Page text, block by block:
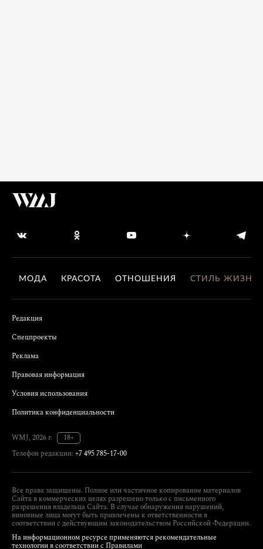
МОДА КРАСОТА ОТНОШЕНИЯ СТИЛЬ ЖИЗНИ
Редакция
Спецпроекты
Реклама
Правовая информация
Условия использования
Политика конфиденциальности
WMJ, 2026 г.
18+
Телефон редакции: +7 495 785-17-00
Все права защищены. Полное или частичное копирование материалов
Сайта в коммерческих целях разрешено только с письменного
разрешения владельца Сайта. В случае обнаружения нарушений,
виновные лица могут быть привлечены к ответственности в
соответствии с действующим законодательством Российской Федерации.
На информационном ресурсе применяются рекомендательные
технологии в соответствии с Правилами